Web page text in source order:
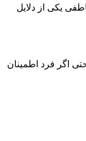
یکی از دلایل
اگر فرد اطمینان